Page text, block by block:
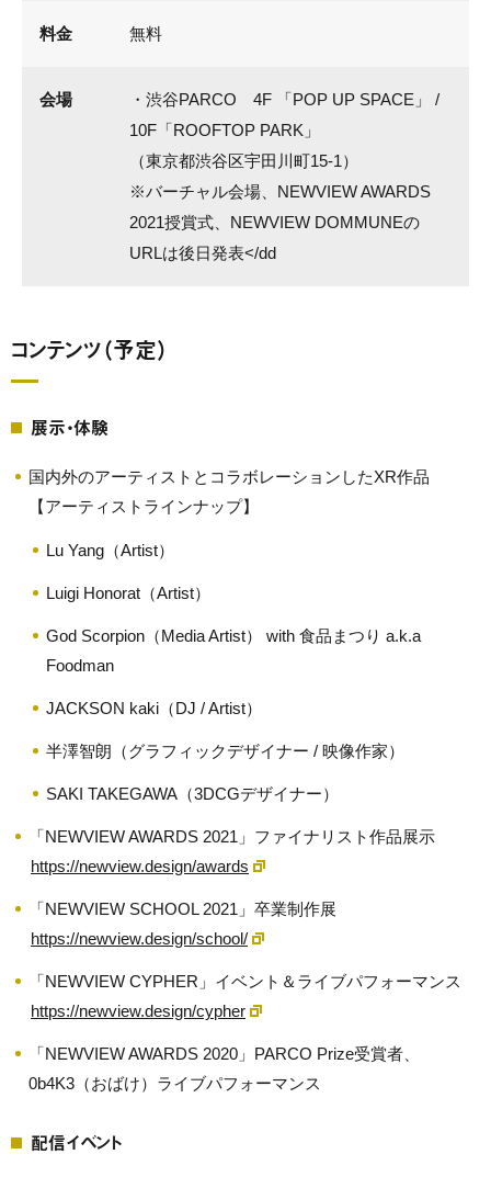
料金 無料
会場
・渋谷PARCO 4F 「POP UP SPACE」 /
10F「ROOFTOP PARK」
（東京都渋谷区宇田川町15-1）
※バーチャル会場、NEWVIEW AWARDS
2021授賞式、NEWVIEW DOMMUNEの
URLは後日発表</dd
コンテンツ（予定）
展示・体験
国内外のアーティストとコラボレーションしたXR作品
【アーティストラインナップ】
Lu Yang（Artist）
Luigi Honorat（Artist）
God Scorpion（Media Artist） with 食品まつり a.k.a
Foodman
JACKSON kaki（DJ / Artist）
半澤智朗（グラフィックデザイナー / 映像作家）
SAKI TAKEGAWA（3DCGデザイナー）
「NEWVIEW AWARDS 2021」ファイナリスト作品展示
https://newview.design/awards
「NEWVIEW SCHOOL 2021」卒業制作展
https://newview.design/school/
「NEWVIEW CYPHER」イベント＆ライブパフォーマンス
https://newview.design/cypher
「NEWVIEW AWARDS 2020」PARCO Prize受賞者、
0b4K3（おばけ）ライブパフォーマンス
配信イベント